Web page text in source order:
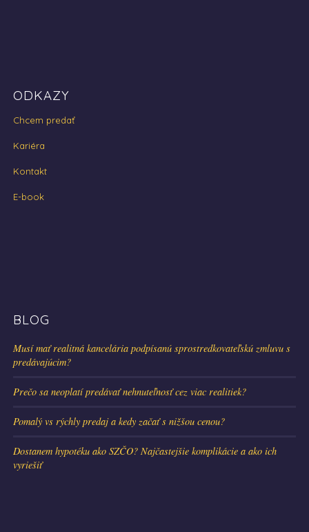
ODKAZY
Chcem predať
Kariéra
Kontakt
E-book
BLOG
Musí mať realitná kancelária podpísanú sprostredkovateľskú zmluvu s
predávajúcim?
Prečo sa neoplatí predávať nehnuteľnosť cez viac realitiek?
Pomalý vs rýchly predaj a kedy začať s nižšou cenou?
Dostanem hypotéku ako SZČO? Najčastejšie komplikácie a ako ich
vyriešiť